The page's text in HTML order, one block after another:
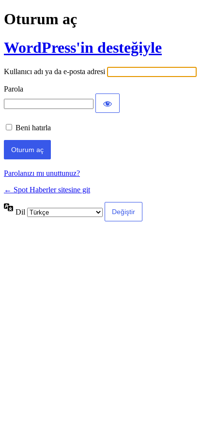
Oturum aç
WordPress'in desteğiyle
Kullanıcı adı ya da e-posta adresi
Parola
Beni hatırla
Parolanızı mı unuttunuz?
← Spot Haberler sitesine git
Dil